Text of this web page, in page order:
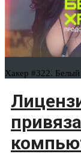
Хакер #322. Белый